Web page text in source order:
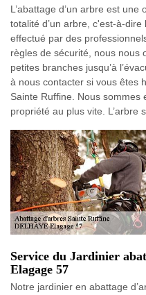
L’abattage d’un arbre est
totalité d’un arbre, c'est-à-
effectué par des
règles de sécurité, nous nous
petites branches jusqu’à
à nous contacter si vous êtes
Sainte Ruffine. Nous sommes
propriété au plus vite. L’arbre
Service du Jardinier
Elagage 57
Notre jardinier en abattage